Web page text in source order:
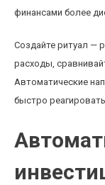
финансами более
Создайте ритуал —
расходы,
Автоматические
быстро